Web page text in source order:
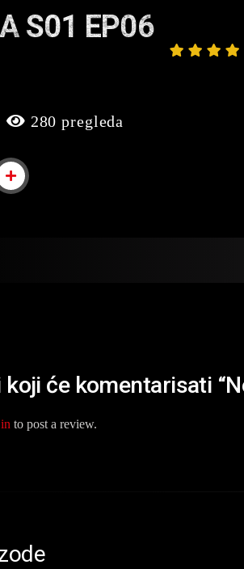
S01 EP06
280 pregleda
će komentarisati
to post a review.